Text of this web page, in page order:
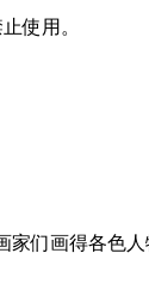
使用。
家们画得各